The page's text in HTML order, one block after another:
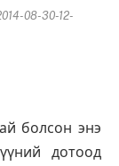
08-30-12-
болсон энэ
дотоод